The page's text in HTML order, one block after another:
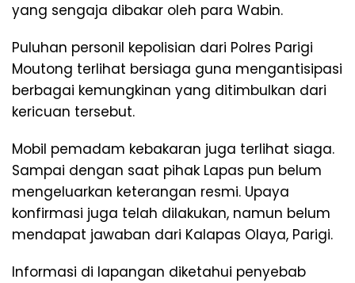
yang sengaja dibakar oleh para Wabin.
Puluhan personil kepolisian dari Polres Parigi
Moutong terlihat bersiaga guna mengantisipasi
berbagai kemungkinan yang ditimbulkan dari
kericuan tersebut.
Mobil pemadam kebakaran juga terlihat siaga.
Sampai dengan saat pihak Lapas pun belum
mengeluarkan keterangan resmi. Upaya
konfirmasi juga telah dilakukan, namun belum
mendapat jawaban dari Kalapas Olaya, Parigi.
Informasi di lapangan diketahui penyebab